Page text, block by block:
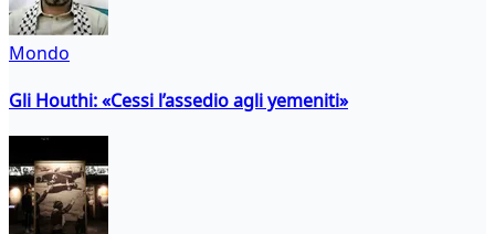
Mondo
Gli Houthi: «Cessi l’assedio agli yemeniti»